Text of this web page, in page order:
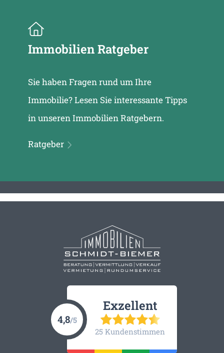
Immobilien Ratgeber
Sie haben Fragen rund um Ihre
Immobilie? Lesen Sie interessante Tipps
in unseren Immobilien Ratgebern.
Ratgeber
4,8/5
Exzellent
25 Kundenstimmen